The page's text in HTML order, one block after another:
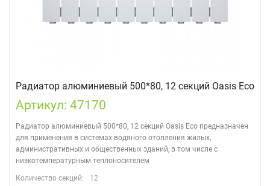
Радиатор алюминиевый 500*80, 12 секций Oasis Eco
Артикул: 47170
Радиатор алюминиевый 500*80, 12 секций Oasis Eco предназначен
для применения в системах водяного отопления жилых,
административных и общественных зданий, в том числе с
низкотемпературным теплоносителем
Количество секций:
12